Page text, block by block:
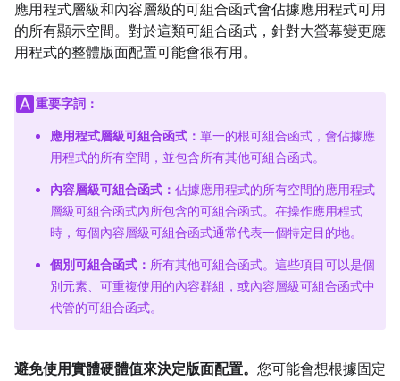
應用程式層級和內容層級的可組合函式會佔據應用程式可用
的所有顯示空間。對於這類可組合函式，針對大螢幕變更應
用程式的整體版面配置可能會很有用。
重要字詞：
應用程式層級可組合函式： 單一的根可組合函式，會佔據應
用程式的所有空間，並包含所有其他可組合函式。
內容層級可組合函式： 佔據應用程式的所有空間的應用程式
層級可組合函式內所包含的可組合函式。在操作應用程式
時，每個內容層級可組合函式通常代表一個特定目的地。
個別可組合函式： 所有其他可組合函式。這些項目可以是個
別元素、可重複使用的內容群組，或內容層級可組合函式中
代管的可組合函式。
避免使用實體硬體值來決定版面配置。 您可能會想根據固定